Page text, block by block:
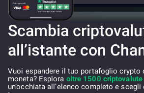
Scambia
all’istante con
Vuoi espandere il tuo portafoglio crypto
moneta? Esplora oltre 1500 criptovalute
un’occhiata all’elenco completo e